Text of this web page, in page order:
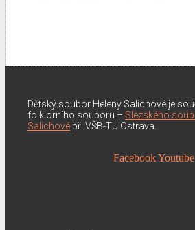
Dětský soubor Heleny Salichové je
folklorního souboru – Slezského
Salichové při VŠB-TU Ostrava.
FacebookYoutube